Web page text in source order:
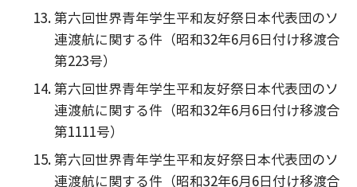
第六回世界青年学生平和友好祭日本代表団のソ
連渡航に関する件（昭和32年6月6日付け移渡合
第223号）
第六回世界青年学生平和友好祭日本代表団のソ
連渡航に関する件（昭和32年6月6日付け移渡合
第1111号）
第六回世界青年学生平和友好祭日本代表団のソ
連渡航に関する件（昭和32年6月6日付け移渡合